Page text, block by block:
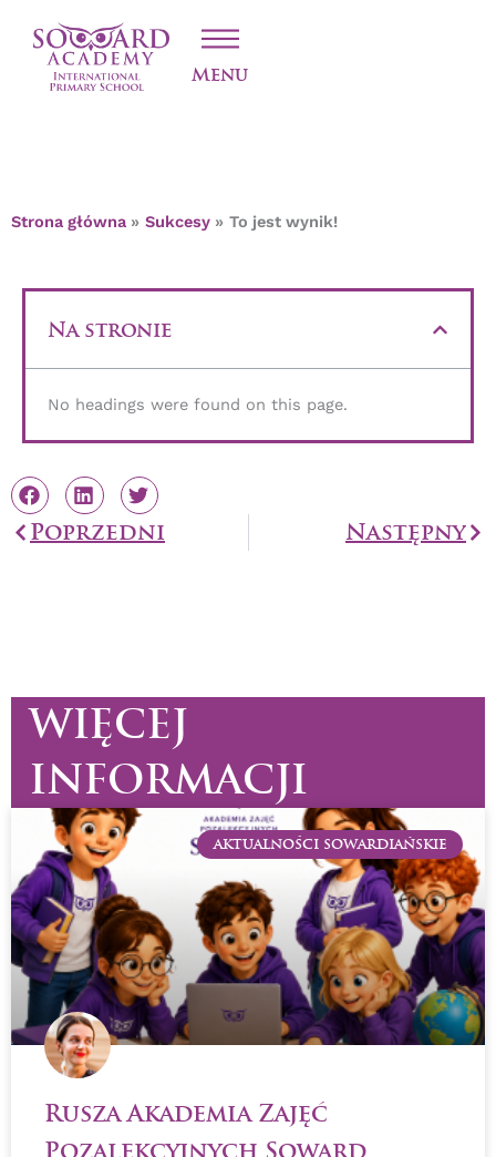
Menu
TO JEST WYNIK!
Strona główna Sukcesy To jest wynik!
Na stronie
No headings were found on this page.
PrevPoprzedni Następny
WIĘCEJ
INFORMACJI
AKTUALNOŚCI SOWARDIAŃSKIE
Rusza Akademia Zajęć
Pozalekcyjnych Soward